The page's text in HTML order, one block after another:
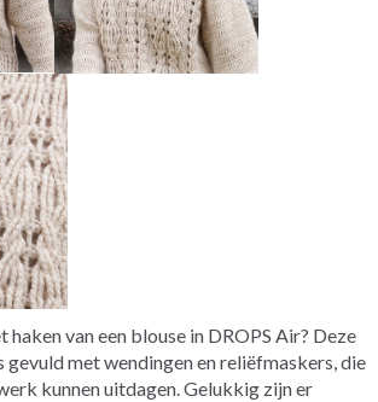
haken van een blouse in DROPS Air? Deze
gevuld met wendingen en reliëfmaskers, die
kunnen uitdagen. Gelukkig zijn er